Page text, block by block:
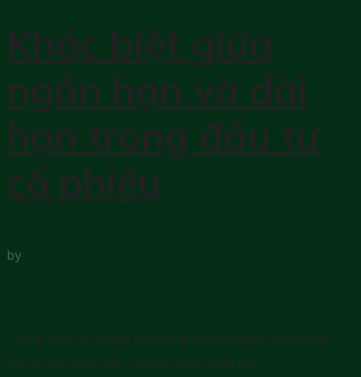
Khác biệt giữa
ngắn hạn và dài
hạn trong đầu tư
cổ phiếu
by
Trong đầu tư chứng khoán, giao dịch ngắn hạn và dài
hạn là rất khác biệt. Chúng khác nhau mọi...